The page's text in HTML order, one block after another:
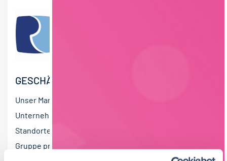
GESCHÄFTSFÜHRUNG (M/W/D) VERTRIEB
Unser Mandant ist eine mittelständische
Unternehmensgruppe der Süßwarenindustrie mit
Standorten in Deutschland und darüber hinaus. Die
Gruppe produziert...